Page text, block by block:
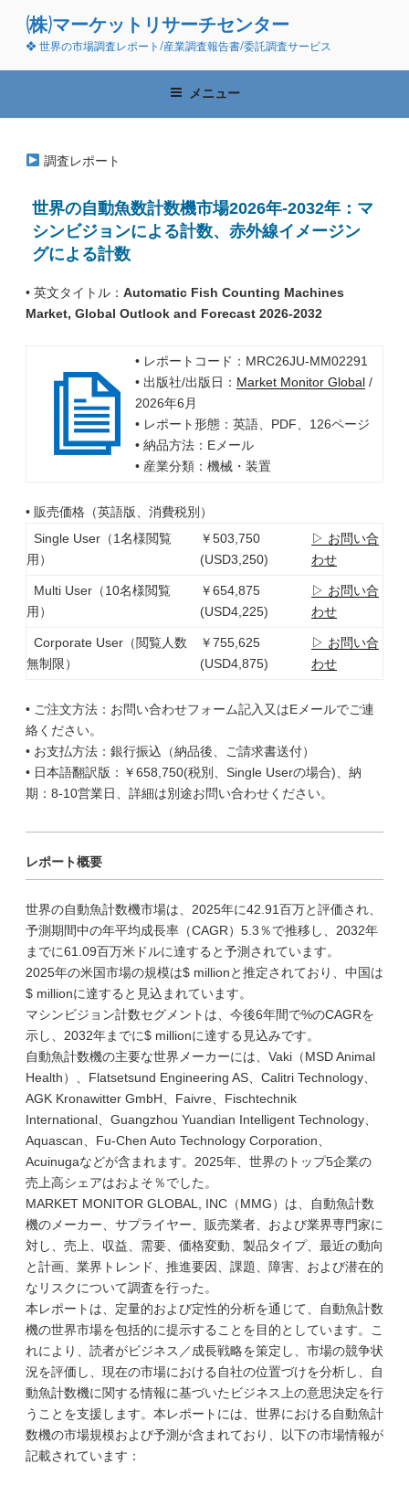
ン
(株)マーケットリサーチセンター
❖ 世界の市場調査レポート/産業調査報告書/委託調査サービス
メニュー
調査レポート
世界の自動魚数計数機市場2026年-2032年：マ
シンビジョンによる計数、赤外線イメージン
グによる計数
• 英文タイトル： Automatic Fish Counting Machines
Market, Global Outlook and Forecast 2026-2032
• レポートコード：MRC26JU-MM02291
• 出版社/出版日： Market Monitor Global/
2026年6月
• レポート形態：英語、PDF、126ページ
• 納品方法：Eメール
• 産業分類：機械・装置
• 販売価格（英語版、消費税別）
Single User（1名様閲覧
用）
￥503,750
(USD3,250)
▷ お問い合
わせ
Multi User（10名様閲覧
用）
￥654,875
(USD4,225)
▷ お問い合
わせ
Corporate User（閲覧人数
無制限）
￥755,625
(USD4,875)
▷ お問い合
わせ
• ご注文方法：お問い合わせフォーム記入又はEメールでご連
絡ください。
• お支払方法：銀行振込（納品後、ご請求書送付）
• 日本語翻訳版：￥658,750(税別、Single Userの場合)、納
期：8-10営業日、詳細は別途お問い合わせください。
レポート概要
世界の自動魚計数機市場は、2025年に42.91百万と評価され、
予測期間中の年平均成長率（CAGR）5.3％で推移し、2032年
までに61.09百万米ドルに達すると予測されています。
2025年の米国市場の規模は$ millionと推定されており、中国は
$ millionに達すると見込まれています。
マシンビジョン計数セグメントは、今後6年間で%のCAGRを
示し、2032年までに$ millionに達する見込みです。
自動魚計数機の主要な世界メーカーには、Vaki（MSD Animal
Health）、Flatsetsund Engineering AS、Calitri Technology、
AGK Kronawitter GmbH、Faivre、Fischtechnik
International、Guangzhou Yuandian Intelligent Technology、
Aquascan、Fu-Chen Auto Technology Corporation、
Acuinugaなどが含まれます。2025年、世界のトップ5企業の
売上高シェアはおよそ％でした。
MARKET MONITOR GLOBAL, INC（MMG）は、自動魚計数
機のメーカー、サプライヤー、販売業者、および業界専門家に
対し、売上、収益、需要、価格変動、製品タイプ、最近の動向
と計画、業界トレンド、推進要因、課題、障害、および潜在的
なリスクについて調査を行った。
本レポートは、定量的および定性的分析を通じて、自動魚計数
機の世界市場を包括的に提示することを目的としています。こ
れにより、読者がビジネス／成長戦略を策定し、市場の競争状
況を評価し、現在の市場における自社の位置づけを分析し、自
動魚計数機に関する情報に基づいたビジネス上の意思決定を行
うことを支援します。本レポートには、世界における自動魚計
数機の市場規模および予測が含まれており、以下の市場情報が
記載されています：